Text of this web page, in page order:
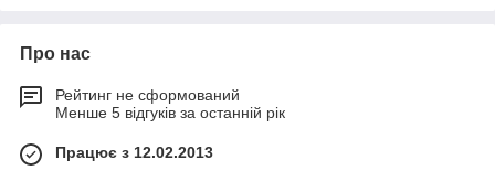
Про нас
Рейтинг не сформований
Менше 5 відгуків за останній рік
Працює з 12.02.2013